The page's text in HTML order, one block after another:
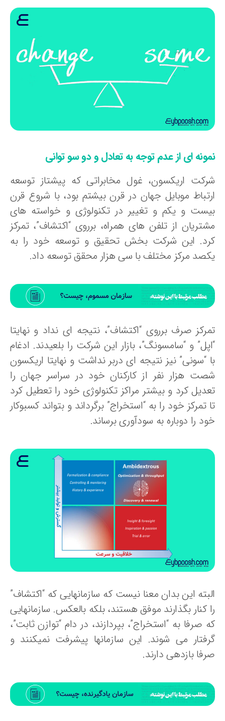
ای از عدم توجه به تعادل و دو سو توانی
اریکسون، غول مخابراتی که پیشتاز توسعه
موبایل جهان در قرن بیشتم بود، با شروع قرن
و یکم و تغییر در تکنولوژی و خواسته های
از تلفن های همراه، برروی “اکتشاف”، تمرکز
این شرکت بخش تحقیق و توسعه خود را به
مرکز مختلف با سی هزار محقق توسعه داد.
صرف برروی “اکتشاف”، نتیجه ای نداد و نهایتا
و “سامسونگ”، بازار این شرکت را بلعیدند. ادغام
“سونی” نیز نتیجه ای دربر نداشت و نهایتا اریکسون
هزار نفر از کارکنان خود در سراسر جهان را
کرد و بیشتر مراکز تکنولوژی خود را تعطیل کرد
تمرکز خود را به “استخراج” برگرداند و بتواند کسب‏وکار
را دوباره به سودآوری برساند.
این بدان معنا نیست که سازمان‏هایی که “اکتشاف”
کنار بگذارند موفق هستند، بلکه بالعکس. سازمانهایی
صرفا به “استخراج”، بپردازند، در دام “توازن ثابت”،
می شوند. این سازمانها پیشرفت نمی‏کنند و
بازدهی دارند.